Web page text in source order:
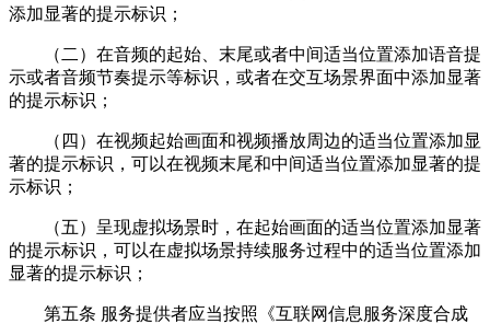
添加显著的提示标识；
（二）在音频的起始、末尾或者中间适当位置添加语音提
示或者音频节奏提示等标识，或者在交互场景界面中添加显著
的提示标识；
（四）在视频起始画面和视频播放周边的适当位置添加显
著的提示标识，可以在视频末尾和中间适当位置添加显著的提
示标识；
（五）呈现虚拟场景时，在起始画面的适当位置添加显著
的提示标识，可以在虚拟场景持续服务过程中的适当位置添加
显著的提示标识；
第五条 服务提供者应当按照《互联网信息服务深度合成